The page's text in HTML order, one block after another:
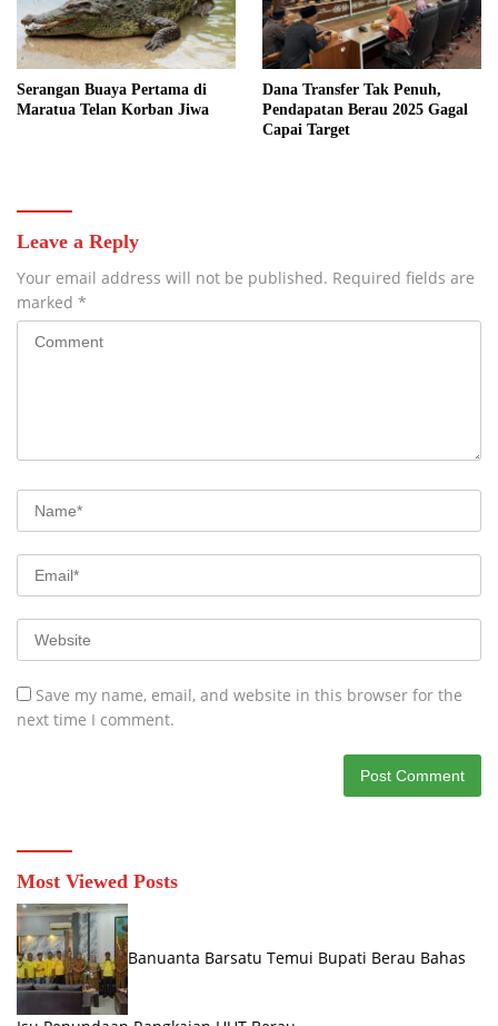
Serangan Buaya Pertama di
Maratua Telan Korban Jiwa
Dana Transfer Tak Penuh,
Pendapatan Berau 2025 Gagal
Capai Target
Leave a Reply
Your email address will not be published. Required fields are
marked *
Save my name, email, and website in this browser for the
next time I comment.
Most Viewed Posts
Banuanta Barsatu Temui Bupati Berau Bahas